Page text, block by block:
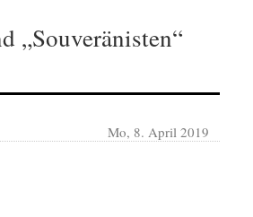
„Souveränisten“
Mo, 8. April 2019